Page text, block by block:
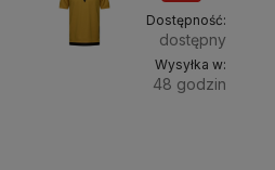
OKAZJA
Dostępność:
dostępny
Wysyłka w:
48 godzin